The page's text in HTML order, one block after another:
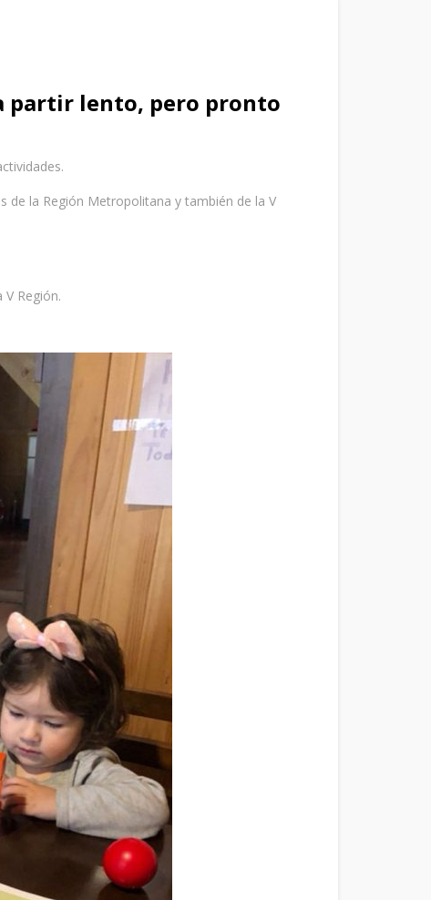
partir lento, pero pronto
de la Región Metropolitana y también de la V
Región.